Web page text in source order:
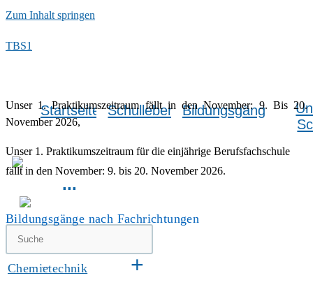
Zum Inhalt springen
TBS1
Startseite Schulleben Bildungsgänge
...
Unser 1. Praktikumszeitraum fällt in den November: 9. Bis 20.
November 2026,
Unser 1. Praktikumszeitraum für die einjährige Berufsfachschule
fällt in den November: 9. bis 20. November 2026.
Bildungsgänge nach Fachrichtungen
Chemietechnik +